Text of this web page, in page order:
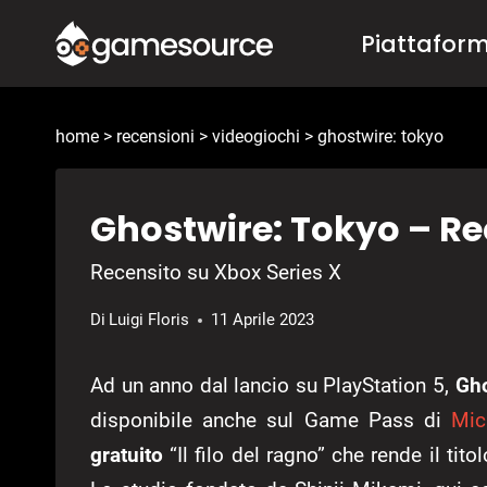
contenuto
home > recensioni > videogiochi > ghostwire: tokyo
Ghostwire: Tokyo –
Recensito su Xbox Series X
Di Luigi Floris 11 Aprile 2023
Ad un anno dal lancio su PlayStation 5,
disponibile anche sul Game Pass di
gratuito “Il filo del ragno” che rende il